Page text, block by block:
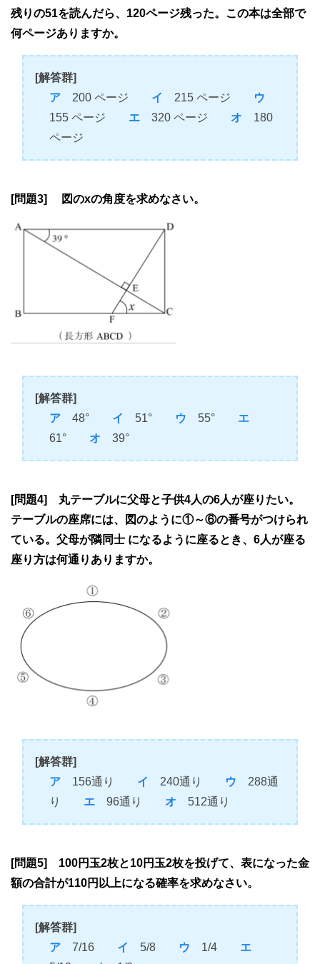
残りの51を読んだら、120ページ残った。この本は全部で
何ページありますか。
[解答群]
ア 200 ページ イ 215 ページ
ウ
155 ページ エ 320 ページ オ 180
ページ
[問題3] 図のxの角度を求めなさい。
[解答群]
ア 48° イ 51° ウ 55° エ
61° オ 39°
[問題4] 丸テーブルに父母と子供4人の6人が座りたい。
テーブルの座席には、図のように①～⑥の番号がつけられ
ている。父母が隣同士 になるように座るとき、6人が座る
座り方は何通りありますか。
[解答群]
ア 156通り イ 240通り ウ 288通
り エ 96通り オ 512通り
[問題5] 100円玉2枚と10円玉2枚を投げて、表になった金
額の合計が110円以上になる確率を求めなさい。
[解答群]
ア 7/16 イ 5/8 ウ 1/4 エ